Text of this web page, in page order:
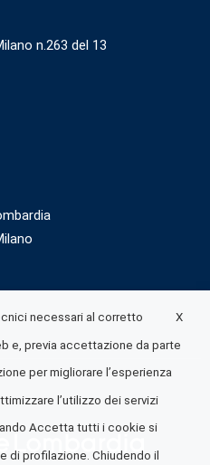
n.263 del 13
X
necessari al corretto
e, previa accettazione da parte
per migliorare l’esperienza
l’utilizzo dei servizi
Accetta tutti i cookie si
di profilazione. Chiudendo il